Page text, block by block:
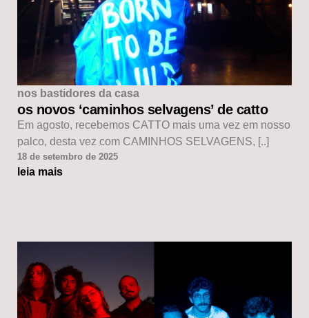
nos bastidores da casa
os novos ‘caminhos selvagens’ de catto
Em agosto, recebemos CATTO mais uma vez em nosso
palco, desta vez com CAMINHOS SELVAGENS, [..]
18 de setembro de 2025
leia mais